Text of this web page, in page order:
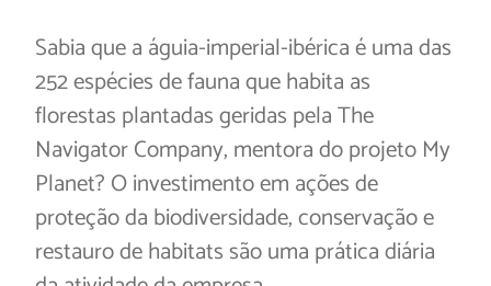
Sabia que a águia-imperial-ibérica é uma das
252 espécies de fauna que habita as
florestas plantadas geridas pela The
Navigator Company, mentora do projeto My
Planet? O investimento em ações de
proteção da biodiversidade, conservação e
restauro de habitats são uma prática diária